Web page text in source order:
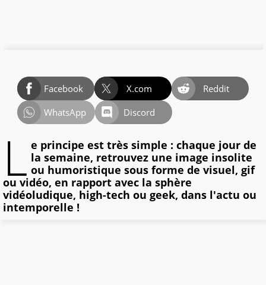
Facebook X.com
Reddit
WhatsApp
Discord
L e principe est très simple : chaque jour de
la semaine, retrouvez une image insolite
ou humoristique sous forme de visuel, gif
ou vidéo, en rapport avec la sphère
vidéoludique, high-tech ou geek, dans l'actu ou
intemporelle !